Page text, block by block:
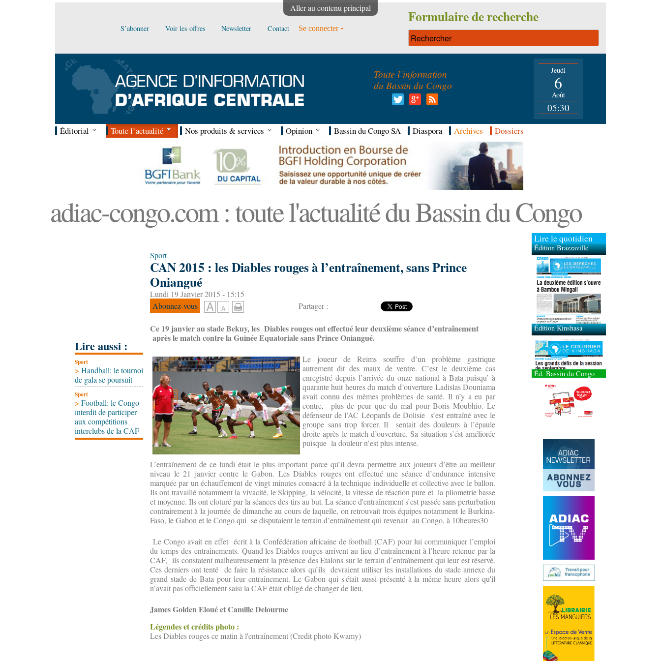
Aller au contenu principal
S’abonner Voir les offres Newsletter Contact Se connecter
Formulaire de recherche
Toute l’information
du Bassin du Congo
Jeudi
6
Août
05:30
Éditorial Toute l’actualité Nos produits & services Opinion Bassin du Congo SA Diaspora Archives Dossiers
adiac-congo.com : toute l'actualité du Bassin du Congo
Lire aussi :
Sport
> Handball: le tournoi
de gala se poursuit
Sport
> Football: le Congo
interdit de participer
aux compétitions
interclubs de la CAF
Sport
CAN 2015 : les Diables rouges à l’entraînement, sans Prince
Oniangué
Lundi 19 Janvier 2015 - 15:15
Abonnez-vous
Partager :
Ce 19 janvier au stade Bekuy, les Diables rouges ont effectué leur deuxième séance d’entraînement
après le match contre la Guinée Equatoriale sans Prince Oniangué.
Le joueur de Reims souffre d’un problème gastrique
autrement dit des maux de ventre. C’est le deuxième cas
enregistré depuis l’arrivée du onze national à Bata puisqu’ à
quarante huit heures du match d’ouverture Ladislas Douniama
avait connu des mêmes problèmes de santé. Il n’y a eu par
contre, plus de peur que du mal pour Boris Moubhio. Le
défenseur de l’AC Léopards de Dolisie s’est entraîné avec le
groupe sans trop forcer. Il sentait des douleurs à l’épaule
droite après le match d’ouverture. Sa situation s’ést améliorée
puisque la douleur n’est plus intense.
L’entraînement de ce lundi était le plus important parce qu’il devra permettre aux joueurs d’être au meilleur
niveau le 21 janvier contre le Gabon. Les Diables rouges ont effectué une séance d’endurance intensive
marquée par un échauffement de vingt minutes consacré à la technique individuelle et collective avec le ballon.
Ils ont travaillé notamment la vivacité, le Skipping, la vélocité, la vitesse de réaction pure et la pliometrie basse
et moyenne. Ils ont cloturé par la séances des tirs au but. La séance d'entraînement s’est passée sans perturbation
contrairement à la journée de dimanche au cours de laquelle, on retrouvait trois équipes notamment le Burkina-
Faso, le Gabon et le Congo qui se disputaient le terrain d’entraînement qui revenait au Congo, à 10heures30
Le Congo avait en effet écrit à la Confédération africaine de football (CAF) pour lui communiquer l’emploi
du temps des entraînements. Quand les Diables rouges arrivent au lieu d’entraînement à l’heure retenue par la
CAF, ils constatent malheureusement la présence des Etalons sur le terrain d’entraînement qui leur est réservé.
Ces derniers ont tenté de faire la résistance alors qu’ils devraient utiliser les installations du stade annexe du
grand stade de Bata pour leur entraînement. Le Gabon qui s'était aussi présenté à la même heure alors qu'il
n’avait pas officiellement saisi la CAF était obligé de changer de lieu.
James Golden Eloué et Camille Delourme
Légendes et crédits photo :
Les Diables rouges ce matin à l'entraînement (Credit photo Kwamy)
Lire le quotidien
Édition Brazzaville
Édition Kinshasa
Éd. Bassin du Congo